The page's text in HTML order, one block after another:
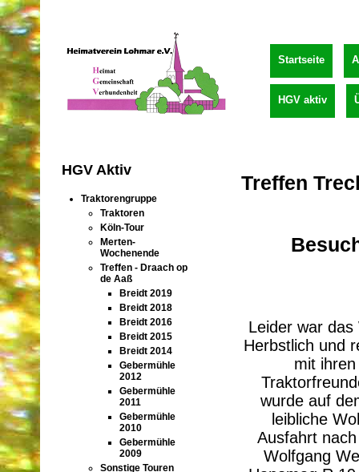
Startseite
HGV aktiv
HGV Aktiv
Traktorengruppe
Traktoren
Köln-Tour
Merten-
Wochenende
Treffen - Draach op
de Aaß
Breidt 2019
Breidt 2018
Breidt 2016
Breidt 2015
Breidt 2014
Gebermühle
2012
Gebermühle
2011
Gebermühle
2010
Gebermühle
2009
Sonstige Touren
Treffen
Leider war
Herbstlich und
mit
wurde auf
leibliche
Ausfahrt
Wolfgang